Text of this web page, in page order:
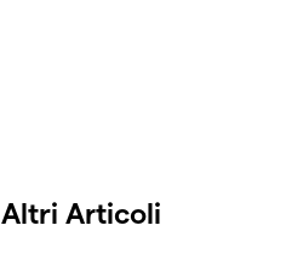
Altri Articoli